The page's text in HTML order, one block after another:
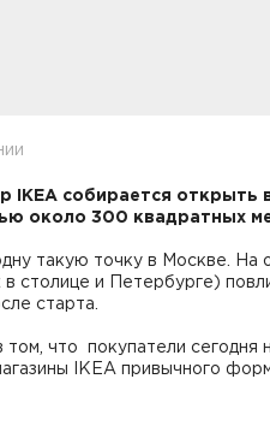
IKEA собирается открыть
около 300 квадратных
такую точку в Москве. На
в столице и Петербурге)
старта.
том, что покупатели сегодня
IKEA привычного